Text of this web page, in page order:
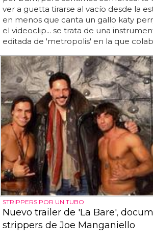
ver a guetta tirarse al vacío desde la
en menos que canta un gallo katy
el videoclip... se trata de una
editada de 'metropolis' en la que
STRIPPERS POR UN TUBO
Nuevo trailer de 'La Bare',
strippers de Joe Manganiello